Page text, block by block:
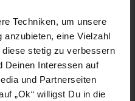
Techniken, um unsere
eine Vielzahl
stetig zu verbessern
Deinen Interessen auf
und Partnerseiten
„Ok“ willigst Du in die
Stoffart
Angabe
keine Angabe
Angabe